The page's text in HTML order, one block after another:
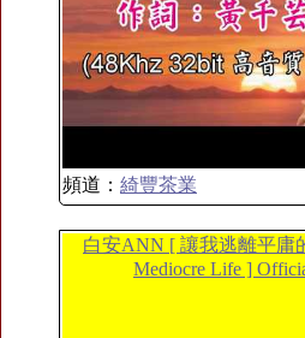
頻道： 綺豐茶業
白安ANN [ 讓我逃離平庸
Mediocre Life ]